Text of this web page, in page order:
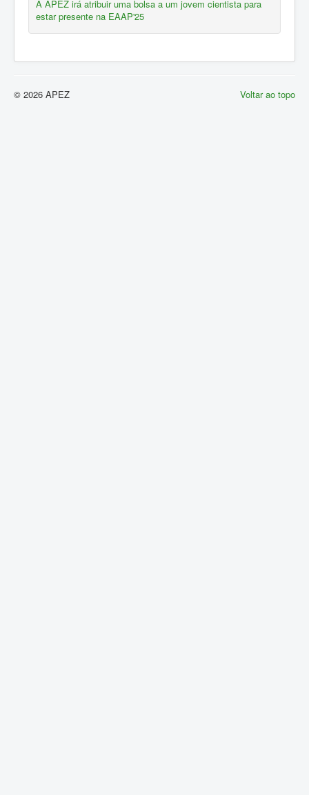
A APEZ irá atribuir uma bolsa a um jovem cientista para
estar presente na EAAP'25
Voltar ao topo
© 2026 APEZ